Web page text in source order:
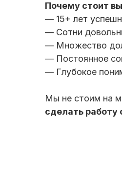
Почему стоит
— 15+ лет
— Сотни
— Множество
— Постоянное
— Глубокое
Мы не стоим на
сделать